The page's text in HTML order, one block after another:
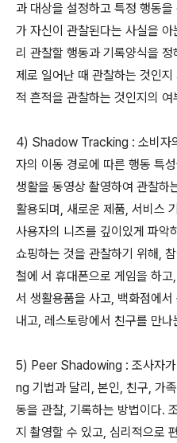
과 대상을 설정하고 특정 행동
가 자신이 관찰된다는 사실을 아
리 관찰할 행동과 기록양식을
제로 일어난 때 관찰하는 것인
적 흔적을 관찰하는 것인지의
4) Shadow Tracking : 소비자
자의 이동 경로에 따른 행동 특
생활을 동영상 촬영하여 관찰하
활용되며, 새로운 제품, 서비스
사용자의 니즈를 깊이있게 파악
쇼핑하는 것을 관찰하기 위해,
철에 서 휴대폰으로 게임을 하
서 생활용품을 사고, 백화점에
내고, 레스토랑에서 친구를 만
5) Peer Shadowing : 조사자
ng 기법과 달리, 본인, 친구, 가
동을 관찰, 기록하는 방법이다.
지 촬영할 수 있고, 심리적으로